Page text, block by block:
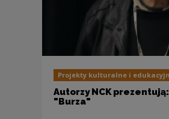
Projekty kulturalne i
Autorzy NCK
"Burza"